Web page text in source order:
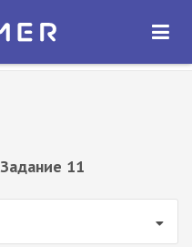
ОТКРЫТЬ
Задание 11